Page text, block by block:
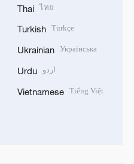
Thai ไทย
Turkish Türkçe
Ukrainian Українська
Urdu اردو
Vietnamese Tiếng Việt